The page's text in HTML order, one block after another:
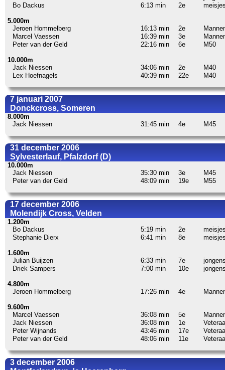
Bo Dackus
6:13 min 2e
5.000m
Jeroen Hommelberg
16:13 min 2e
Marcel Vaessen
16:39 min 3e
Peter van der Geld
22:16 min 6e M50
10.000m
Jack Niessen
34:06 min 2e
M40
Lex Hoefnagels
40:39 min 22e M40
7 januari 2007
Donckcross, Someren
8.000m
Jack Niessen
31:45 min 4e M45
31 december 2006
Sylvesterlauf, Pfalzdorf (D)
10.000m
Jack Niessen
35:30 min 3e
M45
Peter van der Geld
48:09 min 19e M55
17 december 2006
Molendijk Cross, Velden
1.200m
Bo Dackus
5:19 min 2e
Stephanie Dierx
6:41 min 8e
1.600m
Julian Buijzen
6:33 min 7e
Driek Sampers
7:00 min 10e
4.800m
Jeroen Hommelberg
17:26 min 4e
9.600m
Marcel Vaessen
36:08 min 5e
Jack Niessen
36:08 min 1e
Peter Wijnands
43:46 min 17e
Peter van der Geld
48:06 min 11e
3 december 2006